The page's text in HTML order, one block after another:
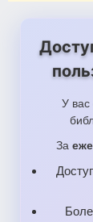
У вас
За